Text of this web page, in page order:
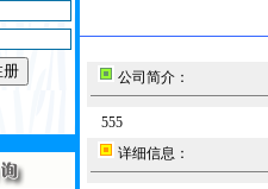
公司简介：
555
详细信息：